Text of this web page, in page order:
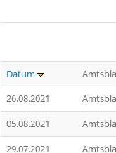
Datum
26.08.2021
05.08.2021
29.07.2021